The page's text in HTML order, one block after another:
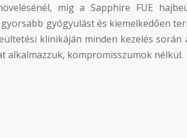
míg a Sapphire FUE
gyógyulást és kiemelkedően
klinikáján minden kezelés
alkalmazzuk, kompromisszumok nélkül.